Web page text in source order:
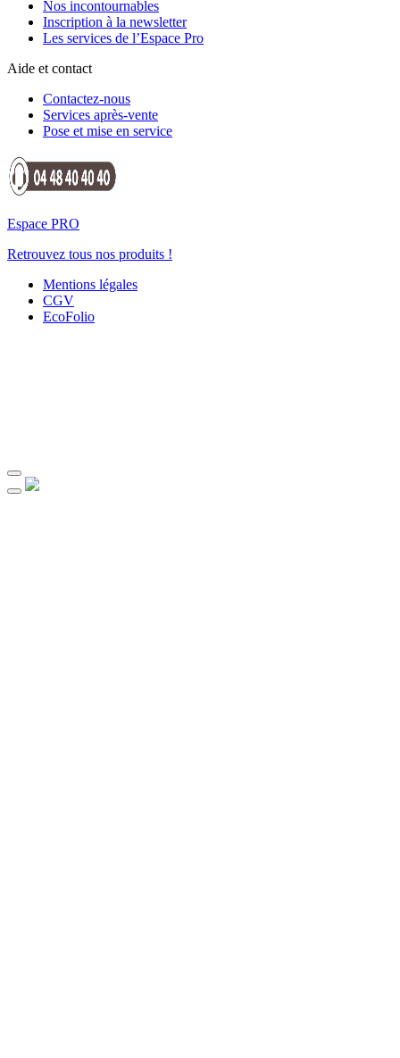
Nos incontournables
Inscription à la newsletter
Les services de l’Espace Pro
Aide et contact
Contactez-nous
Services après-vente
Pose et mise en service
Espace PRO
Retrouvez tous nos produits !
Mentions légales
CGV
EcoFolio